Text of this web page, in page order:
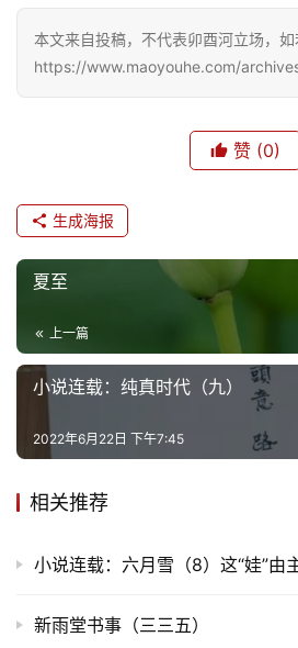
本文来自投稿，不代表卯酉河立场，如
https://www.maoyouhe.com/
赞 (0)
生成海报
夏至
上一篇
小说连载：纯真时代（九）
2022年6月22日 下午7:45
相关推荐
小说连载：六月雪（8）这“娃”由
新雨堂书事（三三五）